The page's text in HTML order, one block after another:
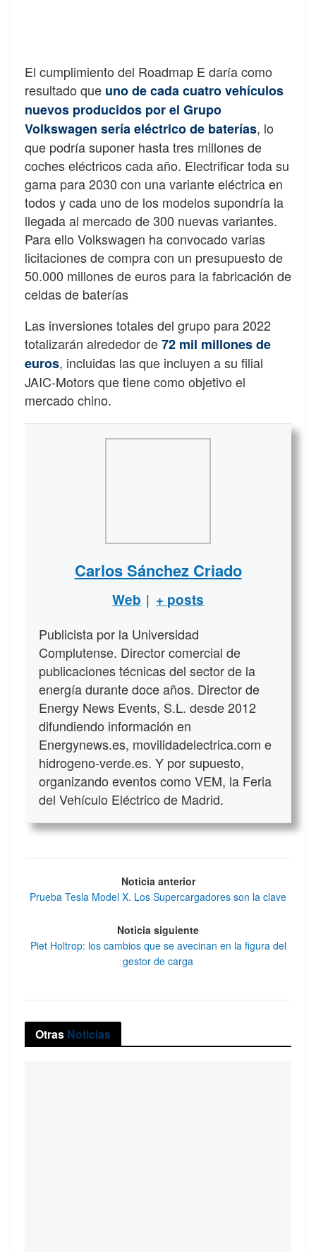
El cumplimiento del Roadmap E daría como
resultado que uno de cada cuatro vehículos
nuevos producidos por el Grupo
Volkswagen sería eléctrico de baterías, lo
que podría suponer hasta tres millones de
coches eléctricos cada año. Electrificar toda su
gama para 2030 con una variante eléctrica en
todos y cada uno de los modelos supondría la
llegada al mercado de 300 nuevas variantes.
Para ello Volkswagen ha convocado varias
licitaciones de compra con un presupuesto de
50.000 millones de euros para la fabricación de
celdas de baterías
Las inversiones totales del grupo para 2022
totalizarán alrededor de72 mil millones de
euros, incluidas las que incluyen a su filial
JAIC-Motors que tiene como objetivo el
mercado chino.
Carlos Sánchez Criado
Web | + posts
Publicista por la Universidad
Complutense. Director comercial de
publicaciones técnicas del sector de la
energía durante doce años. Director de
Energy News Events, S.L. desde 2012
difundiendo información en
Energynews.es, movilidadelectrica.com e
hidrogeno-verde.es. Y por supuesto,
organizando eventos como VEM, la Feria
del Vehículo Eléctrico de Madrid.
Noticia anterior
Prueba Tesla Model X. Los Supercargadores son la clave
Noticia siguiente
Piet Holtrop: los cambios que se avecinan en la figura del
gestor de carga
Otras Noticias